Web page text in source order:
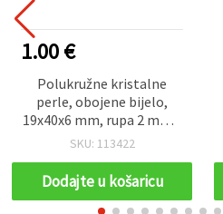
1.00 €
Polukružne kristalne
perle, obojene bijelo,
19x40x6 mm, rupa 2 mm –
50 g (~16 kom)
SKU: 113422
Dodajte u košaricu